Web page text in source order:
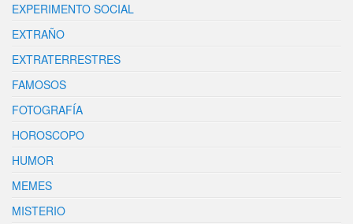
EXPERIMENTO SOCIAL
EXTRAÑO
EXTRATERRESTRES
FAMOSOS
FOTOGRAFÍA
HOROSCOPO
HUMOR
MEMES
MISTERIO